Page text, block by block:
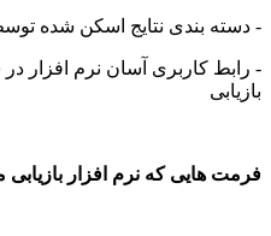
بندی نتایج اسکن شده توسط فرمت
کاربری آسان نرم افزار در سه
که نرم افزار بازیابی می